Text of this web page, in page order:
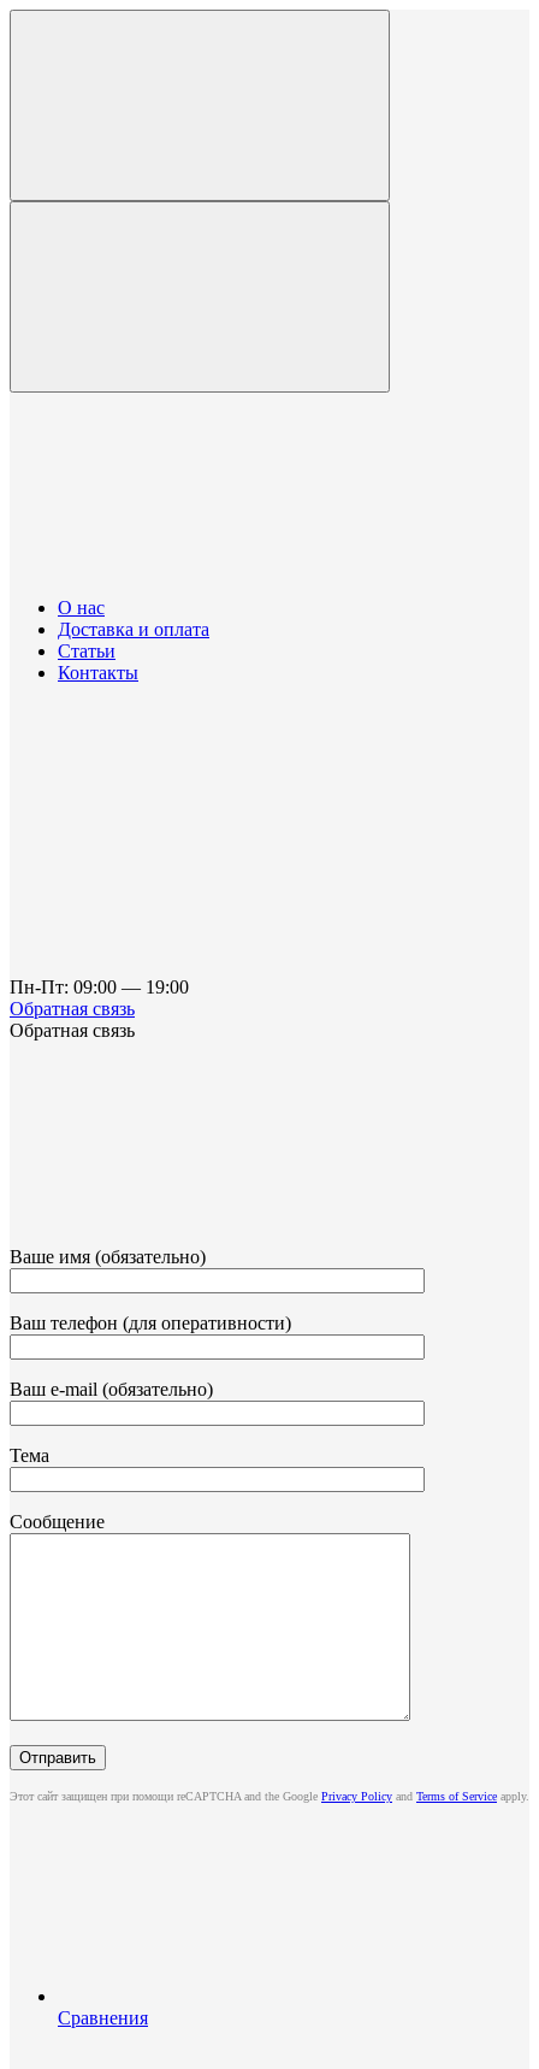
О нас
Доставка и оплата
Статьи
Контакты
Пн-Пт: 09:00 — 19:00
Обратная связь
Обратная связь
Ваше имя (обязательно)
Ваш телефон (для оперативности)
Ваш e-mail (обязательно)
Тема
Сообщение
Этот сайт защищен при помощи reCAPTCHA and the Google Privacy Policy and Terms of Service apply.
Сравнения